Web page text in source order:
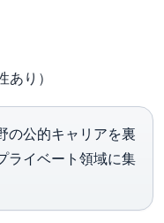
り）
の公的キャリアを裏
ライベート領域に集